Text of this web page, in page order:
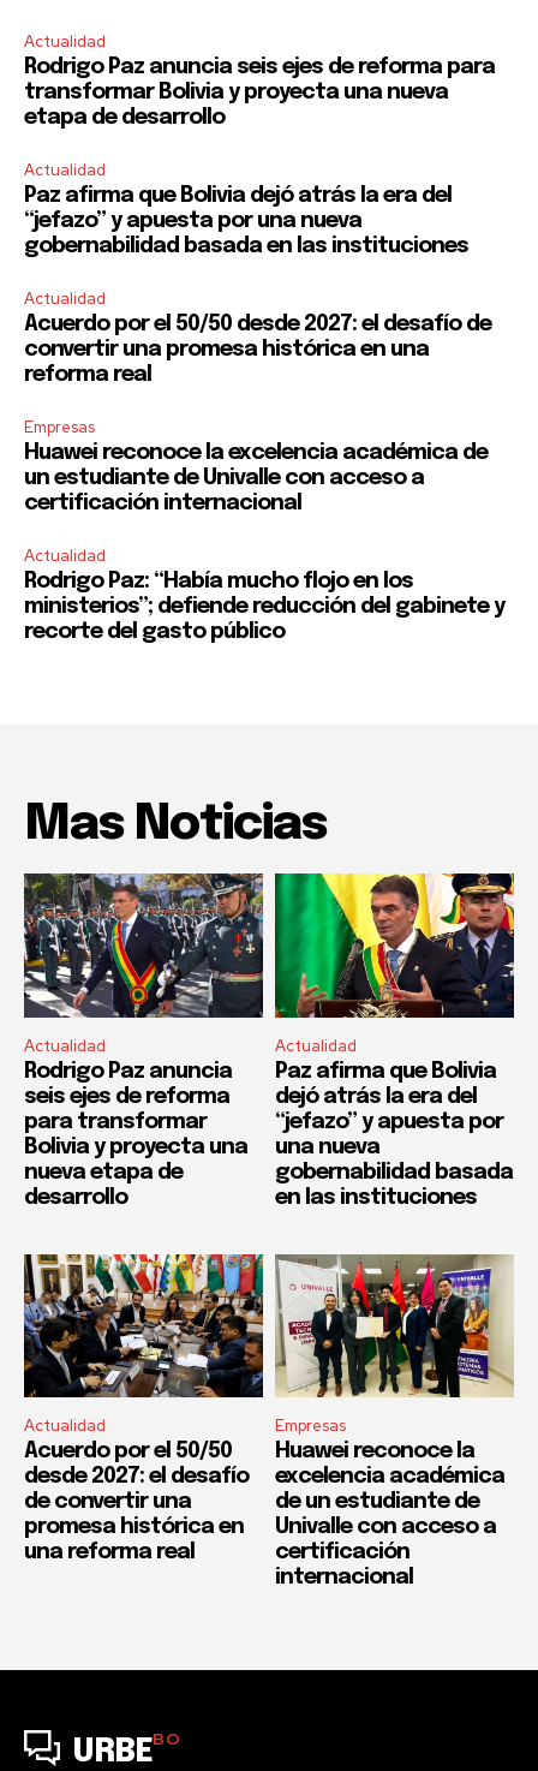
Actualidad
Rodrigo Paz anuncia seis ejes de reforma para
transformar Bolivia y proyecta una nueva
etapa de desarrollo
Actualidad
Paz afirma que Bolivia dejó atrás la era del
“jefazo” y apuesta por una nueva
gobernabilidad basada en las instituciones
Actualidad
Acuerdo por el 50/50 desde 2027: el desafío de
convertir una promesa histórica en una
reforma real
Empresas
Huawei reconoce la excelencia académica de
un estudiante de Univalle con acceso a
certificación internacional
Actualidad
Rodrigo Paz: “Había mucho flojo en los
ministerios”; defiende reducción del gabinete y
recorte del gasto público
Mas Noticias
Actualidad
Rodrigo Paz anuncia
seis ejes de reforma
para transformar
Bolivia y proyecta una
nueva etapa de
desarrollo
Actualidad
Paz afirma que Bolivia
dejó atrás la era del
“jefazo” y apuesta por
una nueva
gobernabilidad basada
en las instituciones
Actualidad
Acuerdo por el 50/50
desde 2027: el desafío
de convertir una
promesa histórica en
una reforma real
Empresas
Huawei reconoce la
excelencia académica
de un estudiante de
Univalle con acceso a
certificación
internacional
URBEBO